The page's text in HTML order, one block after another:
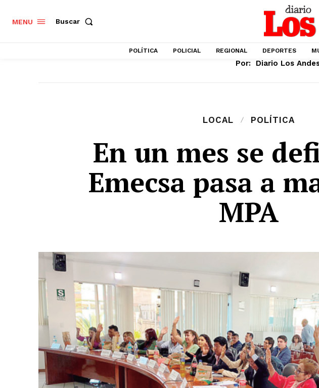
MENU Buscar
POLÍTICA POLICIAL REGIONAL DEPORTES
Por: Diario Los
LOCAL POLÍTICA
En un mes se
Emecsa pasa a
MPA